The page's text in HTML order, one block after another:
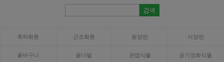
축하화환 근조화환 동양란 서양란
꽃바구니 꽃다발 관엽식물 공기정화식물